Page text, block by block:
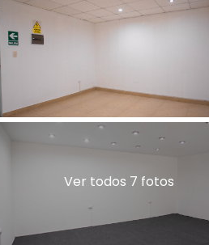
Ver todos 7 fotos